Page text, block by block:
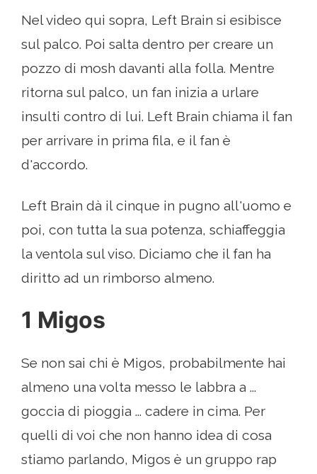
Nel video qui sopra, Left Brain si esibisce
sul palco. Poi salta dentro per creare un
pozzo di mosh davanti alla folla. Mentre
ritorna sul palco, un fan inizia a urlare
insulti contro di lui. Left Brain chiama il fan
per arrivare in prima fila, e il fan è
d'accordo.
Left Brain dà il cinque in pugno all'uomo e
poi, con tutta la sua potenza, schiaffeggia
la ventola sul viso. Diciamo che il fan ha
diritto ad un rimborso almeno.
1 Migos
Se non sai chi è Migos, probabilmente hai
almeno una volta messo le labbra a ...
goccia di pioggia ... cadere in cima. Per
quelli di voi che non hanno idea di cosa
stiamo parlando, Migos è un gruppo rap